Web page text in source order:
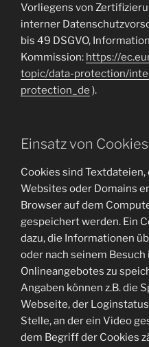
Vorliegens von
interner
bis 49 DSGVO,
Kommission: https://
topic/data-protection/
protection_de ).
Einsatz von Cookies
Cookies sind
Websites oder Domains
Browser auf dem
gespeichert werden. Ein
dazu, die Informationen
oder nach seinem
Onlineangebotes zu
Angaben können z.B. die
Webseite, der
Stelle, an der ein Video
dem Begriff der Cookies